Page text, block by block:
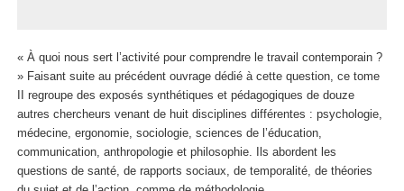
« À quoi nous sert l’activité pour comprendre le travail contemporain ?
» Faisant suite au précédent ouvrage dédié à cette question, ce tome
II regroupe des exposés synthétiques et pédagogiques de douze
autres chercheurs venant de huit disciplines différentes : psychologie,
médecine, ergonomie, sociologie, sciences de l’éducation,
communication, anthropologie et philosophie. Ils abordent les
questions de santé, de rapports sociaux, de temporalité, de théories